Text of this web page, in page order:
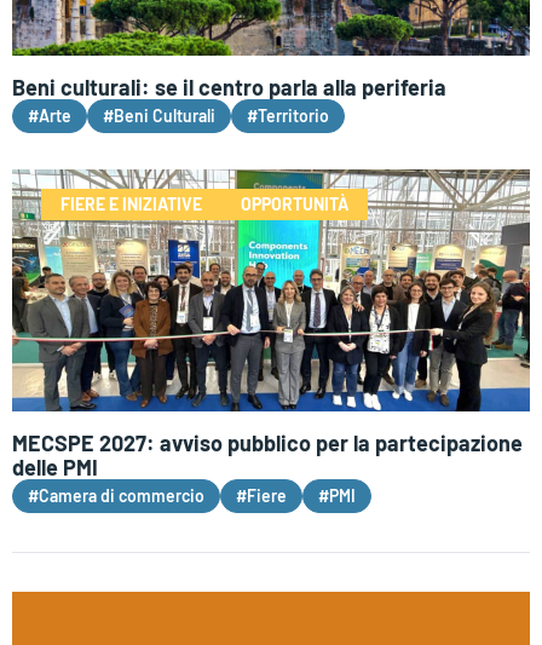
Beni culturali: se il centro parla alla periferia
#Arte #Beni Culturali #Territorio
FIERE E INIZIATIVE OPPORTUNITÀ
MECSPE 2027: avviso pubblico per la partecipazione
delle PMI
#Camera di commercio #Fiere #PMI